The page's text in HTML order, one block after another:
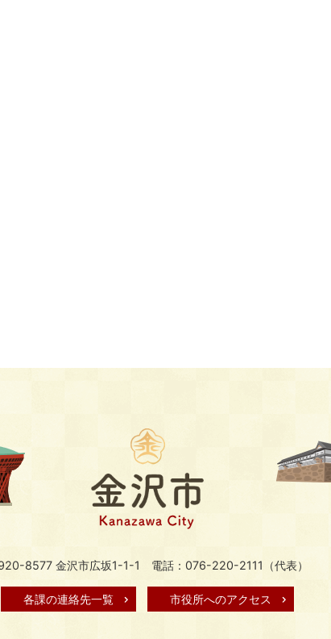
8577 金沢市広坂1-1-1 電話：076-220-2111（代表）
各課の連絡先一覧 市役所へのアクセス